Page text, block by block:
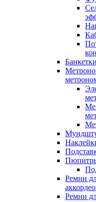
Банкетки
Ремни
Ремни